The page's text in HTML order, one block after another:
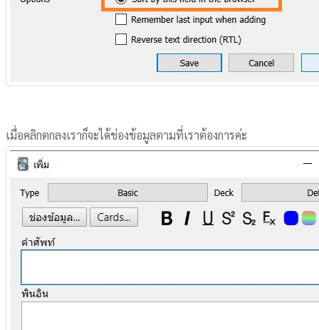
เมื่อคลิกตกลงเราก็จะได้ช่องข้อมูลตามที่เราต้องการค่ะ